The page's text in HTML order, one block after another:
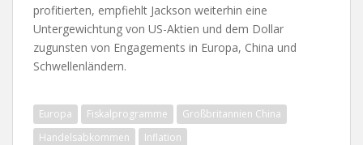
profitierten, empfiehlt Jackson weiterhin eine
Untergewichtung von US-Aktien und dem Dollar
zugunsten von Engagements in Europa, China und
Schwellenländern.
Europa Fiskalprogramme
Großbritannien China
Handelsabkommen
Inflation